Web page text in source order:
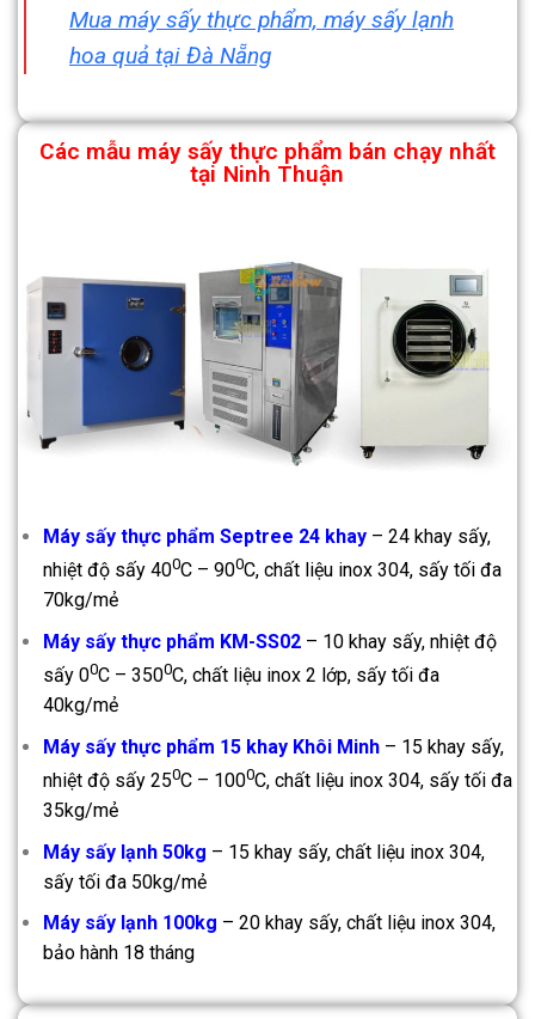
Mua máy sấy thực phẩm, máy sấy lạnh
hoa quả tại Đà Nẵng
Các mẫu máy sấy thực phẩm bán chạy nhất
tại Ninh Thuận
Máy sấy thực phẩm Septree 24 khay – 24 khay sấy,
nhiệt độ sấy 400C – 900C, chất liệu inox 304, sấy tối đa
70kg/mẻ
Máy sấy thực phẩm KM-SS02 – 10 khay sấy, nhiệt độ
sấy 00C – 3500C, chất liệu inox 2 lớp, sấy tối đa
40kg/mẻ
Máy sấy thực phẩm 15 khay Khôi Minh – 15 khay sấy,
nhiệt độ sấy 250C – 1000C, chất liệu inox 304, sấy tối đa
35kg/mẻ
Máy sấy lạnh 50kg – 15 khay sấy, chất liệu inox 304,
sấy tối đa 50kg/mẻ
Máy sấy lạnh 100kg – 20 khay sấy, chất liệu inox 304,
bảo hành 18 tháng